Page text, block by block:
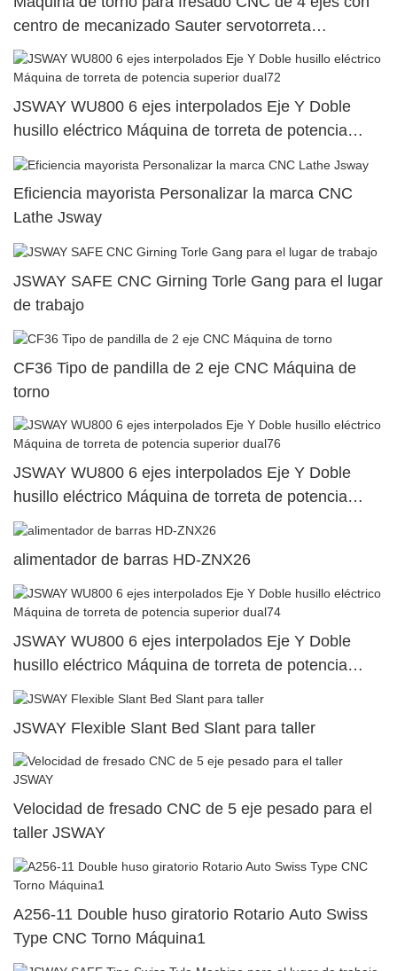
centro de mecanizado Sauter servotorreta
SY500/S500/SY300/S3008
JSWAY WU800 6 ejes interpolados Eje Y Doble
husillo eléctrico Máquina de torreta de potencia
superior dual72
Eficiencia mayorista Personalizar la marca CNC
Lathe Jsway
JSWAY SAFE CNC Girning Torle Gang para el lugar
de trabajo
CF36 Tipo de pandilla de 2 eje CNC Máquina de
torno
JSWAY WU800 6 ejes interpolados Eje Y Doble
husillo eléctrico Máquina de torreta de potencia
superior dual76
alimentador de barras HD-ZNX26
JSWAY WU800 6 ejes interpolados Eje Y Doble
husillo eléctrico Máquina de torreta de potencia
superior dual74
JSWAY Flexible Slant Bed Slant para taller
Velocidad de fresado CNC de 5 eje pesado para el
taller JSWAY
A256-11 Double huso giratorio Rotario Auto Swiss
Type CNC Torno Máquina1